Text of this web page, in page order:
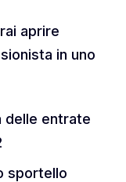
aprire
in uno
delle entrate
sportello